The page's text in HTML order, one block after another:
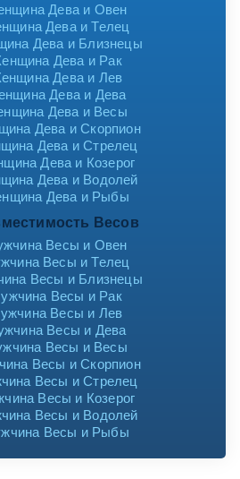
Дева и Овен
Дева и Телец
Дева и Близнецы
Дева и Рак
Дева и Лев
Дева и Дева
Дева и Весы
Дева и Скорпион
Дева и Стрелец
Дева и Козерог
Дева и Водолей
Дева и Рыбы
Весов
Весы и Овен
Весы и Телец
Весы и Близнецы
Весы и Рак
Весы и Лев
Весы и Дева
Весы и Весы
Весы и Скорпион
Весы и Стрелец
Весы и Козерог
Весы и Водолей
Весы и Рыбы